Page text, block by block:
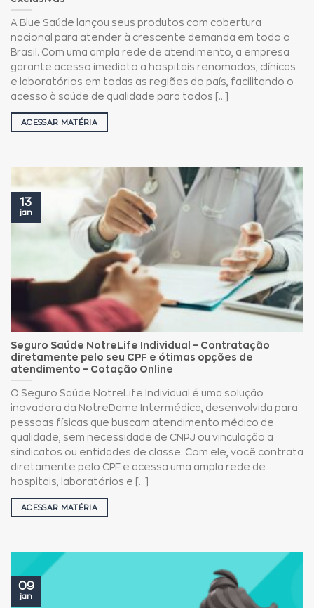
A Blue Saúde lançou seus produtos com cobertura
nacional para atender à crescente demanda em todo o
Brasil. Com uma ampla rede de atendimento, a empresa
garante acesso imediato a hospitais renomados, clínicas
e laboratórios em todas as regiões do país, facilitando o
acesso à saúde de qualidade para todos [...]
ACESSAR MATÉRIA
Seguro Saúde NotreLife Individual – Contratação
diretamente pelo seu CPF e ótimas opções de
atendimento – Cotação Online
O Seguro Saúde NotreLife Individual é uma solução
inovadora da NotreDame Intermédica, desenvolvida para
pessoas físicas que buscam atendimento médico de
qualidade, sem necessidade de CNPJ ou vinculação a
sindicatos ou entidades de classe. Com ele, você contrata
diretamente pelo CPF e acessa uma ampla rede de
hospitais, laboratórios e [...]
ACESSAR MATÉRIA
13
jan
09
jan